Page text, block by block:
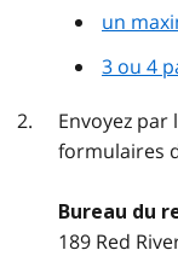
un
3 ou 4
Envoyez
formulaires
Bureau du
189 Red